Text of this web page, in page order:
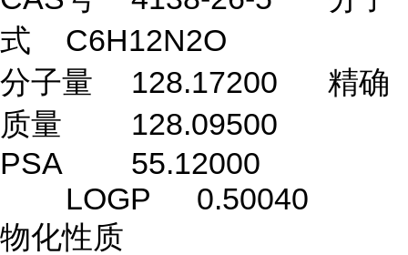
式
C6H12N2O
分子量
128.17200
精确
质量
128.09500
PSA
55.12000
LOGP
0.50040
物化性质